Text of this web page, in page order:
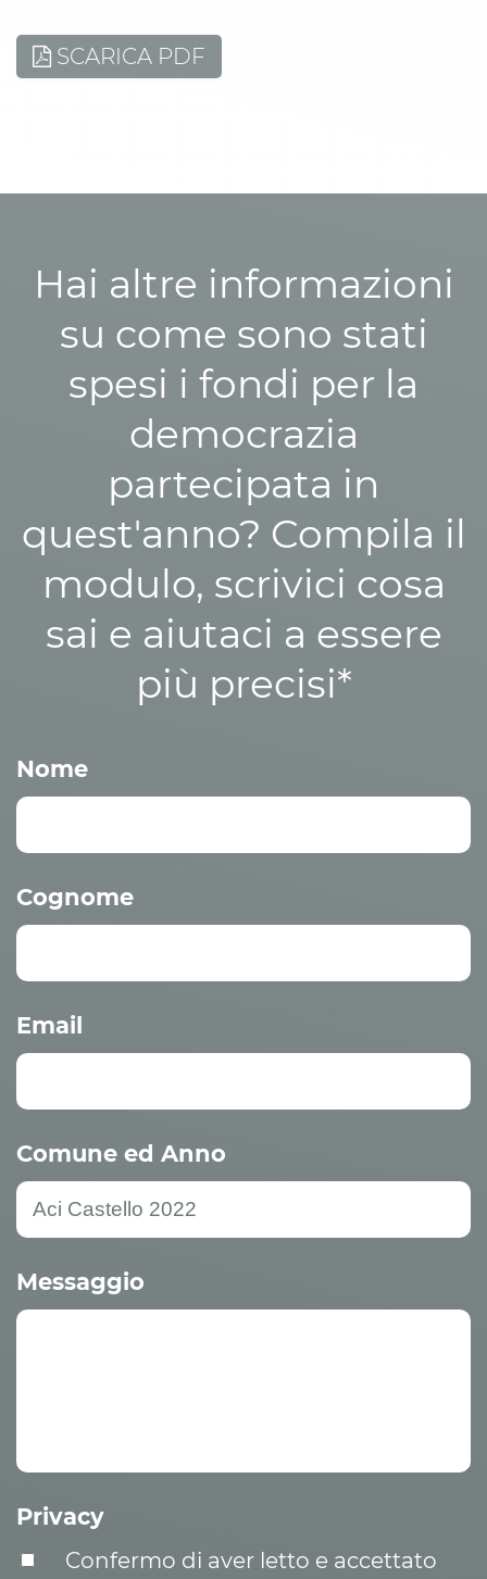
SCARICA PDF
Hai altre informazioni
su come sono stati
spesi i fondi per la
democrazia
partecipata in
quest'anno? Compila il
modulo, scrivici cosa
sai e aiutaci a essere
più precisi*
Nome
Cognome
Email
Comune ed Anno
Messaggio
Privacy
Confermo di aver letto e accettato